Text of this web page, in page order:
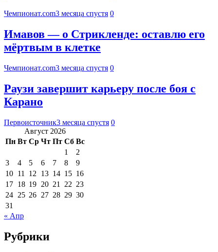
Чемпионат.com3 месяца спустя 0
Имавов — о Стрикленде: оставлю его
мёртвым в клетке
Чемпионат.com3 месяца спустя 0
Раузи завершит карьеру после боя с
Карано
Первоисточник3 месяца спустя 0
Август 2026
Пн Вт Ср Чт Пт Сб Вс
1
2
3
4 5 6 7 8
9
10 11 12 13 14 15 16
17 18 19 20 21 22 23
24 25 26 27 28 29 30
31
« Апр
Рубрики